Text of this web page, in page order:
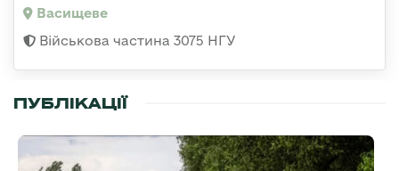
Васищеве
Військова частина 3075 НГУ
ПУБЛІКАЦІЇ